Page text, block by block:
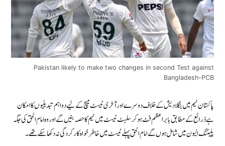
Pakistan likely to make two changes in second Test against
Bangladesh-PCB
پاکستان ٹیم میں بنگلادیش کے خلاف دوسرے اور آخری ٹیسٹ میچ کے لیے دو اہم تبدیلیوں کا امکان
ہے ذرائع کے مطابقبابر اعظمفٹ ہو کر سلہٹ ٹیسٹ میں ٹیم کا حصہ بنیں گے اور وہامام الحقکی جگہ
پلیئنگ الیون میں شامل ہوں گے امام الحق پہلے ٹیسٹ میں خاطر خواہ کارکردگی نہ دکھا سکے تھے۔